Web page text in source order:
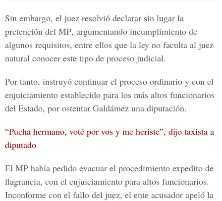
Sin embargo, el juez resolvió declarar sin lugar la
pretención del MP, argumentando incumplimiento de
algunos requisitos, entre ellos que la ley no faculta al juez
natural conocer este tipo de proceso judicial.
Por tanto, instruyó continuar el proceso ordinario y con el
enjuiciamiento establecido para los más altos funcionarios
del Estado, por ostentar Galdámez una diputación.
“Pucha hermano, voté por vos y me heriste”, dijo taxista a
diputado
El MP había pedido evacuar el procedimiento expedito de
flagrancia, con el enjuiciamiento para altos funcionarios.
Inconforme con el fallo del juez, el ente acusador apeló la